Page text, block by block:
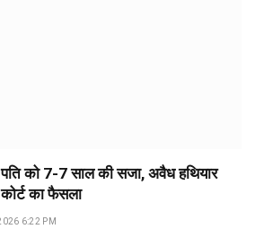
पति को 7-7 साल की सजा, अवैध हथियार
का फैसला
6:22 PM